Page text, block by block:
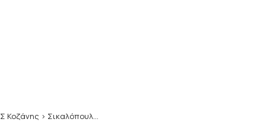
Κοζάνης > Σικαλόπουλος και Μίχος υπέγραψαν τη νίκη της Α.Ε. Κοζάνης επί του Α.Σ. Ιωνικού (φωτογραφίες)